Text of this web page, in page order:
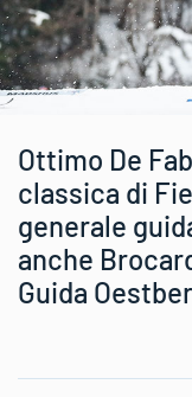
Ottimo De
classica di
generale
anche
Guida